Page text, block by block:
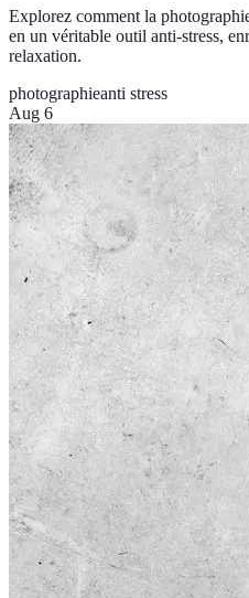
Explorez comment la
en un véritable outil anti-stress,
relaxation.
photographieanti stress
Aug 6